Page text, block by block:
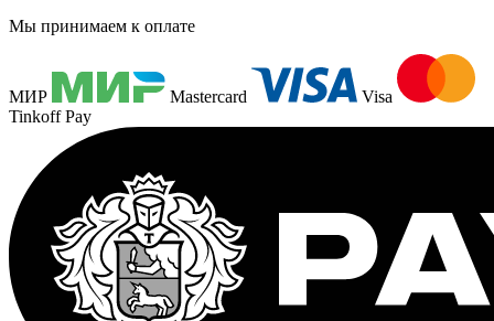
Мы принимаем к оплате
МИР Mastercard
Visa
Tinkoff Pay